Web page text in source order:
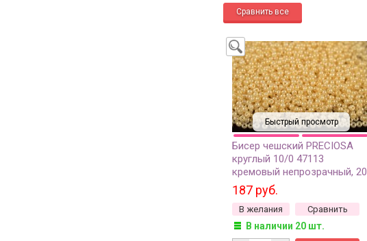
Быстрый просмотр
Бисер чешский PRECIOSA
круглый 10/0 47113
кремовый непрозрачный, 20
грамм
187 руб.
В желания Сравнить
В наличии 20 шт.